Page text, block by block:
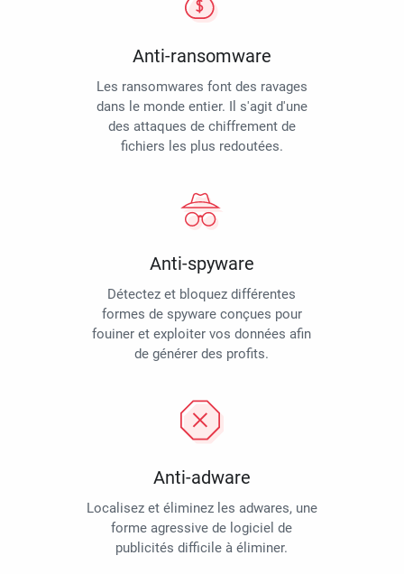
Anti-ransomware
Les ransomwares font des ravages
dans le monde entier. Il s'agit d'une
des attaques de chiffrement de
fichiers les plus redoutées.
Anti-spyware
Détectez et bloquez différentes
formes de spyware conçues pour
fouiner et exploiter vos données afin
de générer des profits.
Anti-adware
Localisez et éliminez les adwares, une
forme agressive de logiciel de
publicités difficile à éliminer.